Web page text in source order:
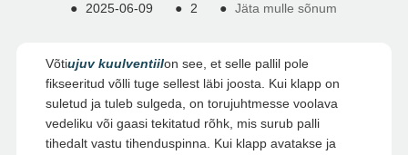
● 2025-06-09 ● 2 ● Jäta mulle sõnum
Võtiujuv kuulventiilon see, et selle pallil pole
fikseeritud võlli tuge sellest läbi joosta. Kui klapp on
suletud ja tuleb sulgeda, on torujuhtmesse voolava
vedeliku või gaasi tekitatud rõhk, mis surub palli
tihedalt vastu tihenduspinna. Kui klapp avatakse ja